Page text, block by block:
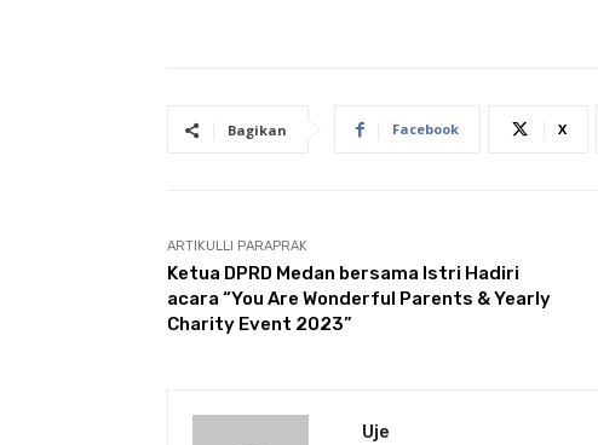
Bagikan Facebook X
ARTIKULLI PARAPRAK
Ketua DPRD Medan bersama Istri Hadiri
acara “You Are Wonderful Parents & Yearly
Charity Event 2023”
Uje